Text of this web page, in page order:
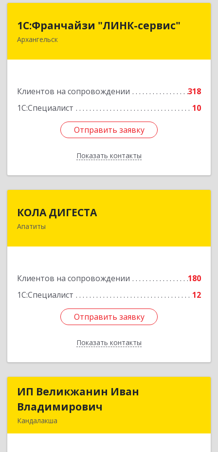
1С:Франчайзи "ЛИНК-сервис"
Архангельск
Клиентов на сопровождении
318
1С:Специалист
10
Отправить заявку
Показать контакты
1С:Франчайзи "ЛИНК-сервис"
163000, Архангельская обл, Архангельск г,
Отправить заявку
Назад
КОЛА ДИГЕСТА
Апатиты
Клиентов на сопровождении
180
1С:Специалист
12
Отправить заявку
Показать контакты
Отправить заявку
Назад
ИП Великжанин Иван
Владимирович
Кандалакша
ИП Великжанин Иван